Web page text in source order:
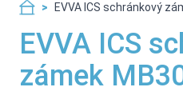
> EVVA ICS schránkový
EVVA ICS
zámek